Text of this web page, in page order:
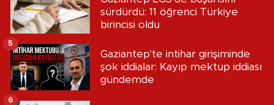
sürdürdü: 11 öğrenci Türkiye
birincisi oldu
Gaziantep'te intihar girişiminde
şok iddialar: Kayıp mektup iddiası
gündemde
5
6